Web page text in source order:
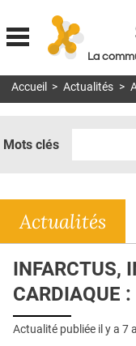
La
MON COMPTE
DOSSIERS
RÉSEAUX
E-REVUE SAD
Accueil > Actualités >
Mots clés
Actualités
INFARCTUS,
CARDIAQUE
Actualité publiée il y a 7